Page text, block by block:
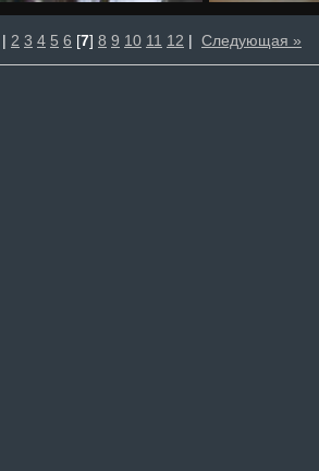
| 2 3 4 5 6 [7] 8 9 10 11 12 | Следующая »